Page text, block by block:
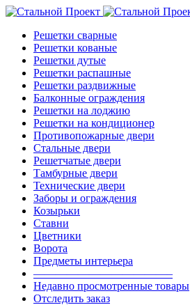
Решетки сварные
Решетки кованые
Решетки дутые
Решетки распашные
Решетки раздвижные
Балконные ограждения
Решетки на лоджию
Решетки на кондиционер
Противопожарные двери
Стальные двери
Решетчатые двери
Тамбурные двери
Технические двери
Заборы и ограждения
Козырьки
Ставни
Цветники
Ворота
Предметы интерьера
————————————–
Недавно просмотренные товары
Отследить заказ